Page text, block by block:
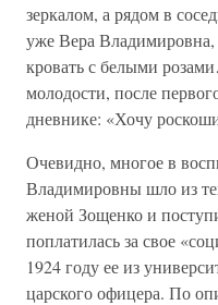
зеркалом, а рядом в
уже Вера
кровать с белыми
молодости, после
дневнике: «Хочу
Очевидно, многое в
Владимировны шло из
женой Зощенко и
поплатилась за свое
1924 году ее из
царского офицера. По